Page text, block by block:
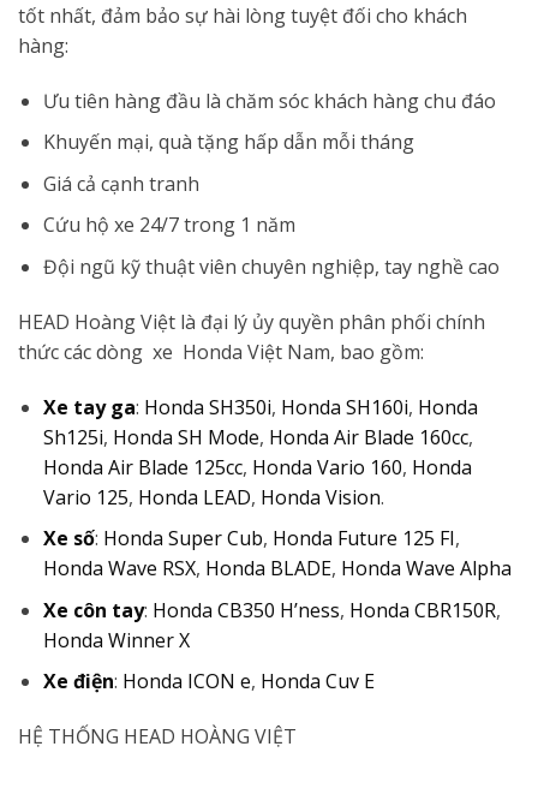
tốt nhất, đảm bảo sự hài lòng tuyệt đối cho khách
hàng:
Ưu tiên hàng đầu là chăm sóc khách hàng chu đáo
Khuyến mại, quà tặng hấp dẫn mỗi tháng
Giá cả cạnh tranh
Cứu hộ xe 24/7 trong 1 năm
Đội ngũ kỹ thuật viên chuyên nghiệp, tay nghề cao
HEAD Hoàng Việt là đại lý ủy quyền phân phối chính
thức các dòng xe Honda Việt Nam, bao gồm:
Xe tay ga: Honda SH350i, Honda SH160i, Honda
Sh125i, Honda SH Mode, Honda Air Blade 160cc,
Honda Air Blade 125cc, Honda Vario 160, Honda
Vario 125, Honda LEAD, Honda Vision.
Xe số: Honda Super Cub, Honda Future 125 FI,
Honda Wave RSX, Honda BLADE, Honda Wave Alpha
Xe côn tay: Honda CB350 H’ness, Honda CBR150R,
Honda Winner X
Xe điện: Honda ICON e, Honda Cuv E
HỆ THỐNG HEAD HOÀNG VIỆT